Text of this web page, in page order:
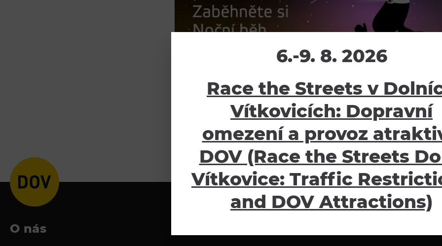
O nás
6.-9. 8. 2026
Race the Streets v
Vítkovicích: Dopravní
omezení a provoz
DOV (Race the Streets
Vítkovice: Traffic
and DOV Attractions)